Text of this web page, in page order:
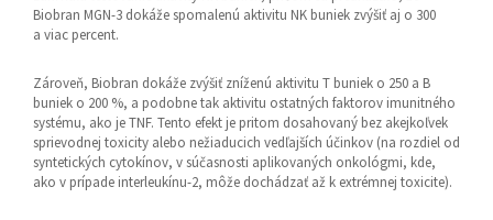
Biobran MGN-3 dokáže spomalenú aktivitu NK buniek zvýšiť aj o 300
a viac percent.
Zároveň, Biobran dokáže zvýšiť zníženú aktivitu T buniek o 250 a B
buniek o 200 %, a podobne tak aktivitu ostatných faktorov imunitného
systému, ako je TNF. Tento efekt je pritom dosahovaný bez akejkoľvek
sprievodnej toxicity alebo nežiaducich vedľajších účinkov (na rozdiel od
syntetických cytokínov, v súčasnosti aplikovaných onkológmi, kde,
ako v prípade interleukínu-2, môže dochádzať až k extrémnej toxicite).